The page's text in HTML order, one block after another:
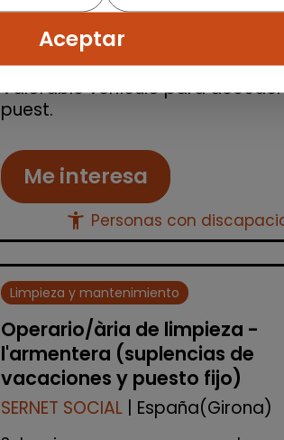
San Antonio de Benagéber.
de lunes a viernes de mañanas.
Valorable vehículo para
puest.
Me interesa
accessibility_new Personas con
Limpieza y mantenimiento
Operario/ària de limpieza -
l'armentera (suplencias de
vacaciones y puesto fijo)
SERNET SOCIAL | España(Girona)
Aceptar